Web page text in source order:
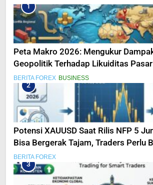
1
Peta Makro 2026: Mengukur
Geopolitik Terhadap Likuiditas
BERITA FOREX BUSINESS
2
Potensi XAUUSD Saat Rilis NFP 5
Bisa Bergerak Tajam, Traders Perlu
BERITA FOREX
3